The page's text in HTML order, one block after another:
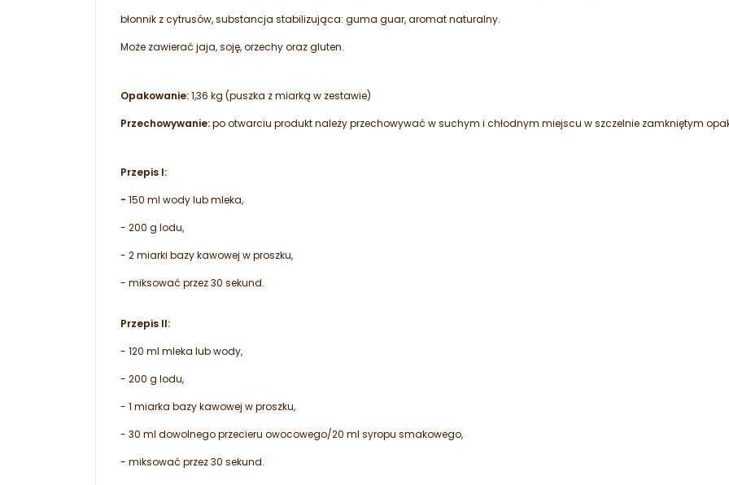
błonnik z cytrusów, substancja stabilizująca: guma guar, aromat naturalny.
Może zawierać jaja, soję, orzechy oraz gluten.
Opakowanie:1,36 kg (puszka z miarką w zestawie)
Przechowywanie:po otwarciu produkt należy przechowywać w suchym i chłodnym miejscu w szczelnie zamkniętym
Przepis I:
- 150 ml wody lub mleka,
- 200 g lodu,
- 2 miarki bazy kawowej w proszku,
- miksować przez 30 sekund.
Przepis II:
- 120 ml mleka lub wody,
- 200 g lodu,
- 1 miarka bazy kawowej w proszku,
- 30 ml dowolnego przecieru owocowego/20 ml syropu smakowego,
- miksować przez 30 sekund.